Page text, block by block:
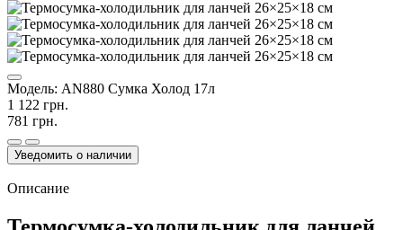
Модель: AN880 Сумка Холод 17л
1 122 грн.
781 грн.
Уведомить о наличии
Описание